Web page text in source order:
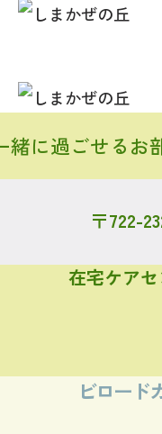
緒に過ごせるお
〒722-
在宅ケア
ビロード